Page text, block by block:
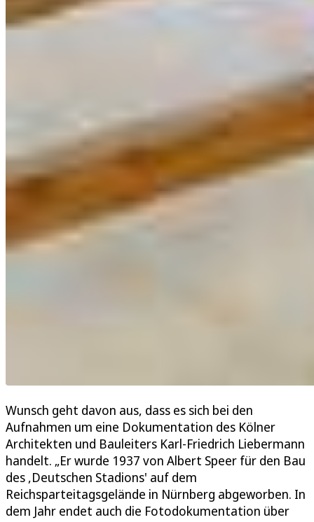
Wunsch geht davon aus, dass es sich bei den
Aufnahmen um eine Dokumentation des Kölner
Architekten und Bauleiters Karl-Friedrich Liebermann
handelt. „Er wurde 1937 von Albert Speer für den Bau
des ,Deutschen Stadions' auf dem
Reichsparteitagsgelände in Nürnberg abgeworben. In
dem Jahr endet auch die Fotodokumentation über